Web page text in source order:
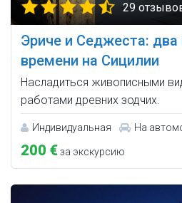
29
Эриче и Седжеста: два
времени на Сицилии
Насладиться живописными
работами древних зодчих.
Индивидуальная На
200 €за экскурсию